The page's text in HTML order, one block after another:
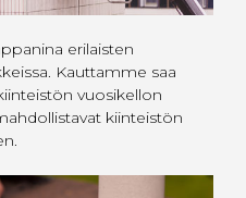
erilaisten
Kauttamme saa
vuosikellon
kiinteistön